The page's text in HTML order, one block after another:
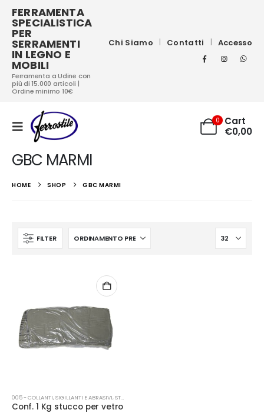
FERRAMENTA
SPECIALISTICA
PER
SERRAMENTI
IN LEGNO E
MOBILI
Ferramenta a Udine con
più di 15.000 articoli |
Ordine minimo 10€
Chi Siamo Contatti Accesso
0
Cart
€0,00
GBC MARMI
HOME SHOP GBC MARMI
FILTER
005 - COLLANTI, SIGILLANTI E ABRASIVI,STUCCO
Conf. 1 Kg stucco per vetro